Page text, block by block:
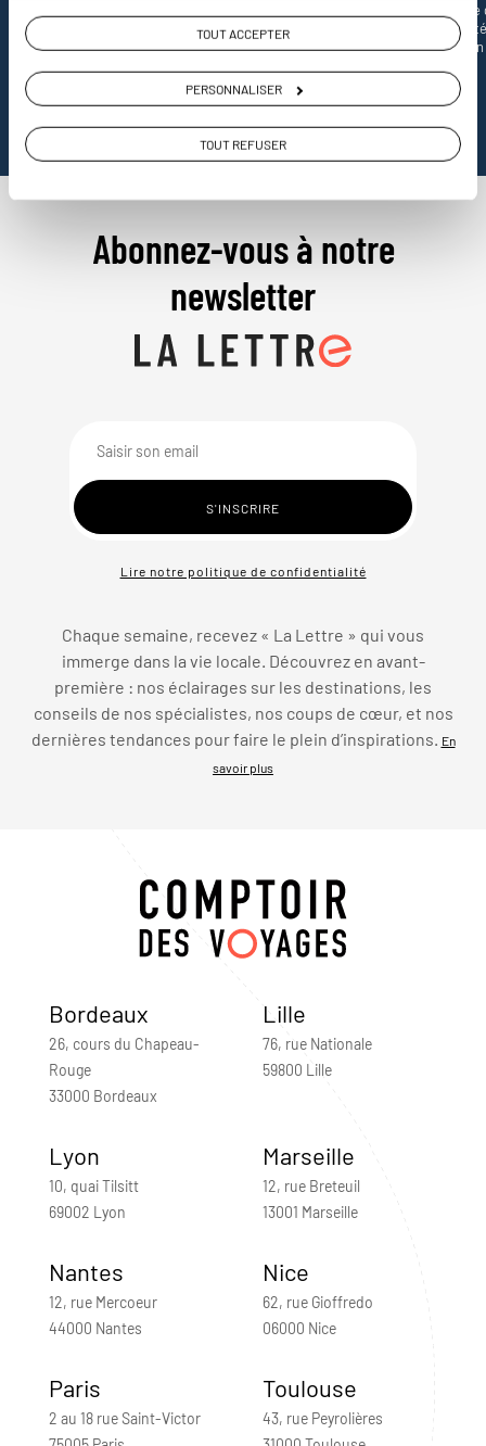
TOUT ACCEPTER
PERSONNALISER
TOUT REFUSER
bonnes adresses et carte
interactive
La revue de
informe de
destination
Abonnez-vous à notre
newsletter
Lire notre politique de confidentialité
Chaque semaine, recevez « La Lettre » qui vous
immerge dans la vie locale. Découvrez en avant-
première : nos éclairages sur les destinations, les
conseils de nos spécialistes, nos coups de cœur, et nos
dernières tendances pour faire le plein d’inspirations. En
savoir plus
Bordeaux
26, cours du Chapeau-
Rouge
33000 Bordeaux
Lille
76, rue Nationale
59800 Lille
Lyon
10, quai Tilsitt
69002 Lyon
Marseille
12, rue Breteuil
13001 Marseille
Nantes
12, rue Mercoeur
44000 Nantes
Nice
62, rue Gioffredo
06000 Nice
Paris
2 au 18 rue Saint-Victor
Toulouse
43, rue Peyrolières